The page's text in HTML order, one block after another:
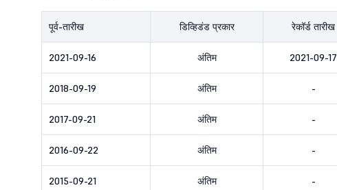
पूर्व-तारीख डिव्हिडंड प्रकार रेकॉर्ड तारीख
2021-09-16 अंतिम 2021-09-17
2018-09-19 अंतिम -
2017-09-21 अंतिम -
2016-09-22 अंतिम -
2015-09-21 अंतिम -